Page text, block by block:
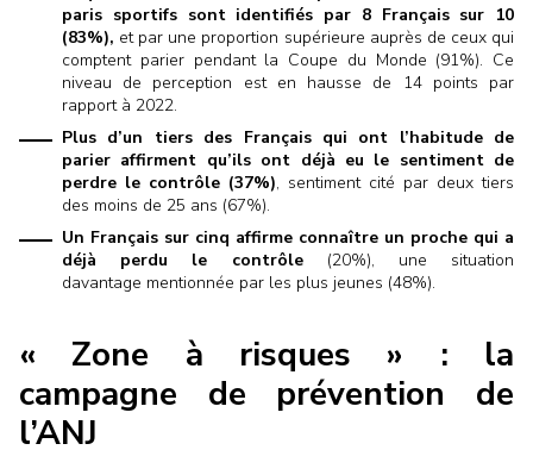
paris sportifs sont identifiés par 8 Français sur 10
(83%), et par une proportion supérieure auprès de ceux qui
comptent parier pendant la Coupe du Monde (91%). Ce
niveau de perception est en hausse de 14 points par
rapport à 2022.
Plus d’un tiers des Français qui ont l’habitude de
parier affirment qu’ils ont déjà eu le sentiment de
perdre le contrôle (37%), sentiment cité par deux tiers
des moins de 25 ans (67%).
Un Français sur cinq affirme connaître un proche qui a
déjà perdu le contrôle (20%), une situation
davantage mentionnée par les plus jeunes (48%).
« Zone à risques » : la
campagne de prévention de
l’ANJ